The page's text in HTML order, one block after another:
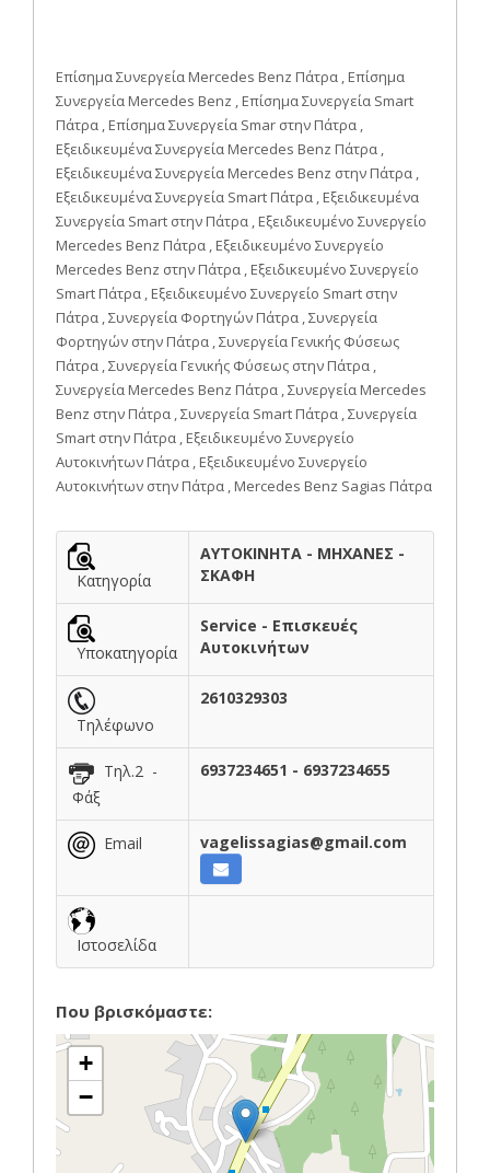
Επίσημα Συνεργεία Mercedes Benz Πάτρα , Επίσημα
Συνεργεία Mercedes Benz , Επίσημα Συνεργεία Smart
Πάτρα , Επίσημα Συνεργεία Smar στην Πάτρα ,
Εξειδικευμένα Συνεργεία Mercedes Benz Πάτρα ,
Εξειδικευμένα Συνεργεία Mercedes Benz στην Πάτρα ,
Εξειδικευμένα Συνεργεία Smart Πάτρα , Εξειδικευμένα
Συνεργεία Smart στην Πάτρα , Εξειδικευμένο Συνεργείο
Mercedes Benz Πάτρα , Εξειδικευμένο Συνεργείο
Mercedes Benz στην Πάτρα , Εξειδικευμένο Συνεργείο
Smart Πάτρα , Εξειδικευμένο Συνεργείο Smart στην
Πάτρα , Συνεργεία Φορτηγών Πάτρα , Συνεργεία
Φορτηγών στην Πάτρα , Συνεργεία Γενικής Φύσεως
Πάτρα , Συνεργεία Γενικής Φύσεως στην Πάτρα ,
Συνεργεία Mercedes Benz Πάτρα , Συνεργεία Mercedes
Benz στην Πάτρα , Συνεργεία Smart Πάτρα , Συνεργεία
Smart στην Πάτρα , Εξειδικευμένο Συνεργείο
Αυτοκινήτων Πάτρα , Εξειδικευμένο Συνεργείο
Αυτοκινήτων στην Πάτρα , Mercedes Benz Sagias Πάτρα
Κατηγορία
ΑΥΤΟΚΙΝΗΤΑ - ΜΗΧΑΝΕΣ -
ΣΚΑΦΗ
Υποκατηγορία
Service - Επισκευές
Αυτοκινήτων
Τηλέφωνο
2610329303
Τηλ.2 -
Φάξ
6937234651 - 6937234655
Email vagelissagias@gmail.com
Ιστοσελίδα
Που βρισκόμαστε:
+
−